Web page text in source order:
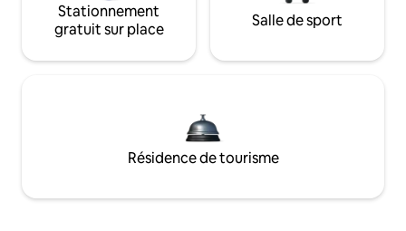
Stationnement
gratuit sur place
Salle de sport
Résidence de tourisme